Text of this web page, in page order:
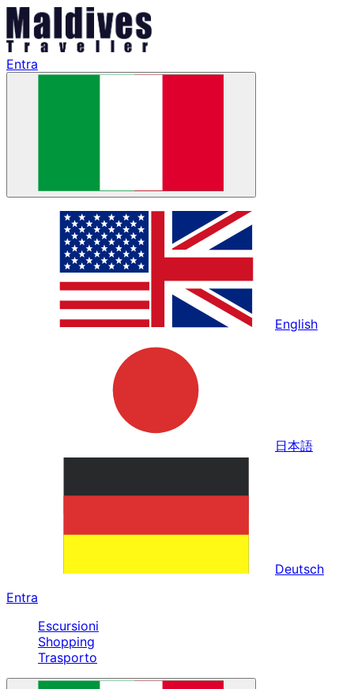
Entra
English
日本語
Deutsch
Entra
Escursioni
Shopping
Trasporto